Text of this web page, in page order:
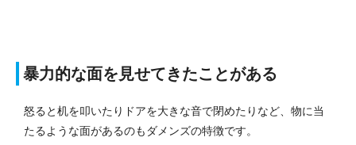
暴力的な面を見せてきたことがある
怒ると机を叩いたりドアを大きな音で閉めたりなど、物に当
たるような面があるのもダメンズの特徴です。